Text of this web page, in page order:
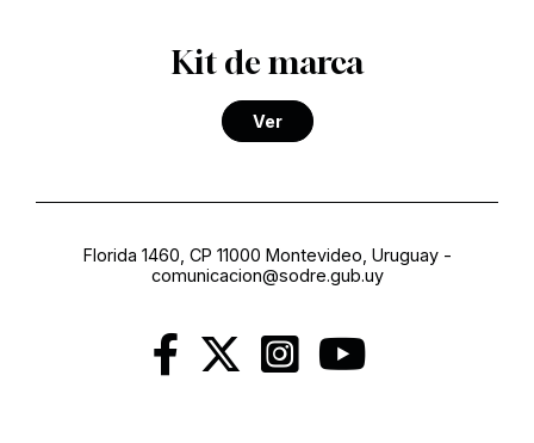
Kit de marca
Ver
Florida 1460, CP 11000 Montevideo, Uruguay-
comunicacion@sodre.gub.uy